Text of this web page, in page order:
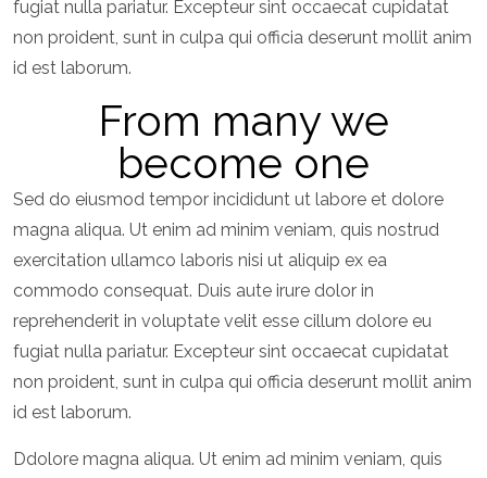
fugiat nulla pariatur. Excepteur sint occaecat cupidatat
non proident, sunt in culpa qui officia deserunt mollit anim
id est laborum.
From many we
become one
Sed do eiusmod tempor incididunt ut labore et dolore
magna aliqua. Ut enim ad minim veniam, quis nostrud
exercitation ullamco laboris nisi ut aliquip ex ea
commodo consequat. Duis aute irure dolor in
reprehenderit in voluptate velit esse cillum dolore eu
fugiat nulla pariatur. Excepteur sint occaecat cupidatat
non proident, sunt in culpa qui officia deserunt mollit anim
id est laborum.
Ddolore magna aliqua. Ut enim ad minim veniam, quis